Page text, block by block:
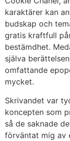
karaktärer kan
budskap och
gratis kraftfull
bestämdhet.
själva
omfattande
mycket.
Skrivandet var
koncepten som
så de saknade
förväntat mig av